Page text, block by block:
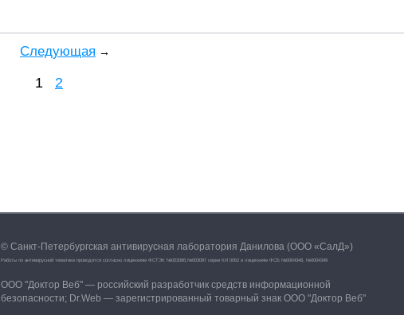
Cледующая →
1 2
© Санкт-Петербургская антивирусная лаборатория Данилова (ООО «СалД»)
Работы по антивирусной тематике проводятся согласно лицензиям ФСТЭК №003086,№003087 серии КИ 0062 и лицензиям ФСБ №0004348, №0004349
ООО "Доктор Веб" — российский разработчик средств информационной
безопасности; Dr.Web — зарегистрированный товарный знак ООО "Доктор Веб"